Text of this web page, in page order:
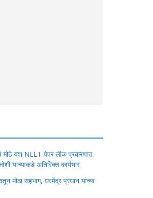
मोठे यश NEET पेपर लीक प्रकरणात
यांच्याकडे अतिरिक्त कार्यभार
मोठा सहभाग, धरमेंद्र प्रधान यांच्या